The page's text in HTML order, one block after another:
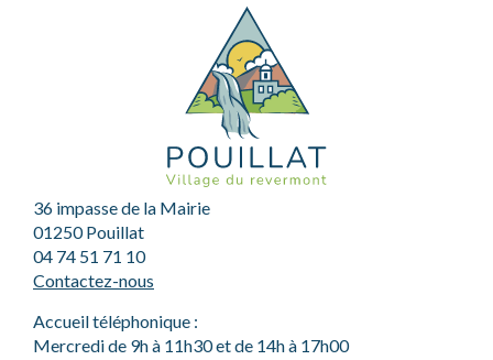
36 impasse de la Mairie
01250 Pouillat
04 74 51 71 10
Contactez-nous
Accueil téléphonique :
Mercredi de 9h à 11h30 et de 14h à 17h00